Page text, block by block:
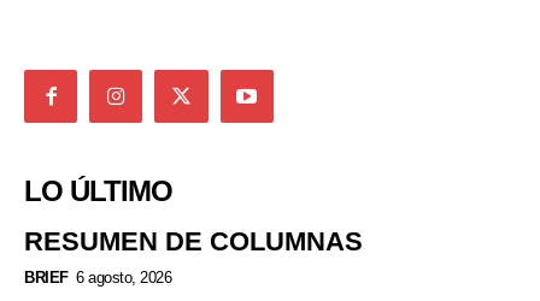
LO ÚLTIMO
RESUMEN DE COLUMNAS
BRIEF 6 agosto, 2026